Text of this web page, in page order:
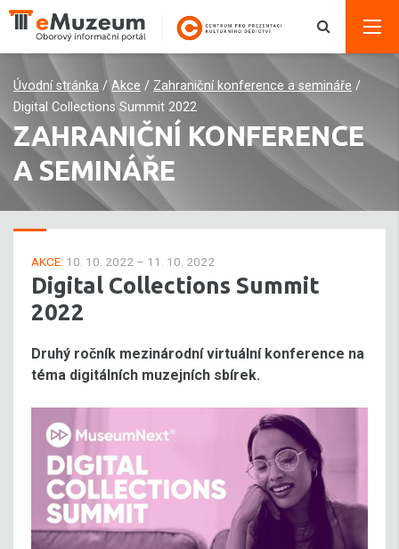
Úvodní stránka / Akce / Zahraniční konference a semináře /
Digital Collections Summit 2022
ZAHRANIČNÍ KONFERENCE
A SEMINÁŘE
AKCE: 10. 10. 2022 – 11. 10. 2022
Digital Collections Summit
2022
Druhý ročník mezinárodní virtuální konference na
téma digitálních muzejních sbírek.